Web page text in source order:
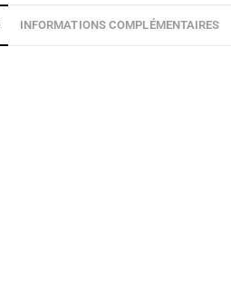
INFORMATIONS COMPLÉMENTAIRES